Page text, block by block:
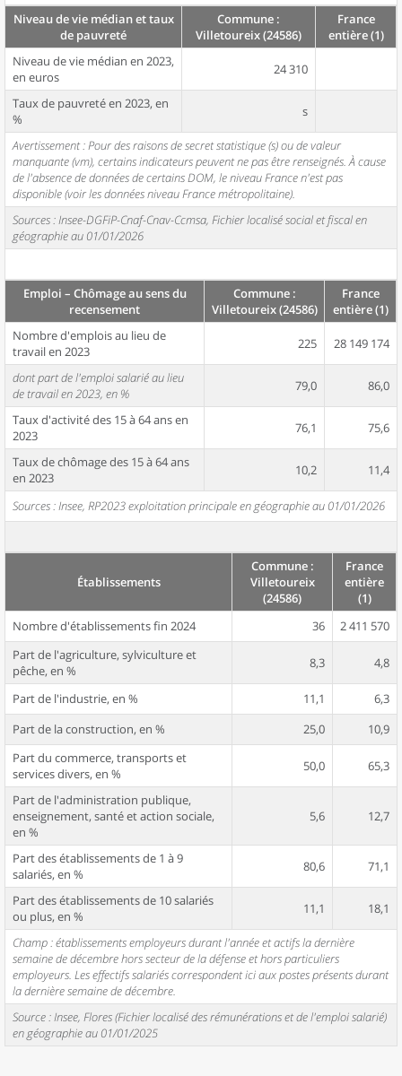
Niveau de vie médian et taux
de pauvreté
Commune :
Villetoureix (24586)
France
entière (1)
Niveau de vie médian en 2023,
en euros
24 310
Taux de pauvreté en 2023, en
%
s
Avertissement : Pour des raisons de secret statistique (s) ou de valeur
manquante (vm), certains indicateurs peuvent ne pas être renseignés. À cause
de l'absence de données de certains DOM, le niveau France n'est pas
disponible (voir les données niveau France métropolitaine).
Sources : Insee-DGFiP-Cnaf-Cnav-Ccmsa, Fichier localisé social et fiscal en
géographie au 01/01/2026
Emploi – Chômage au sens du
recensement
Commune :
Villetoureix (24586)
France
entière (1)
Nombre d'emplois au lieu de
travail en 2023
225 28 149 174
dont part de l'emploi salarié au lieu
de travail en 2023, en %
79,0 86,0
Taux d'activité des 15 à 64 ans en
2023
76,1 75,6
Taux de chômage des 15 à 64 ans
en 2023
10,2 11,4
Sources : Insee, RP2023 exploitation principale en géographie au 01/01/2026
Établissements
Commune :
Villetoureix
(24586)
France
entière
(1)
Nombre d'établissements fin 2024
36
2 411 570
Part de l'agriculture, sylviculture et
pêche, en %
8,3 4,8
Part de l'industrie, en % 11,1
6,3
Part de la construction, en %
25,0
10,9
Part du commerce, transports et
services divers, en %
50,0 65,3
Part de l'administration publique,
enseignement, santé et action sociale,
en %
5,6 12,7
Part des établissements de 1 à 9
salariés, en %
80,6 71,1
Part des établissements de 10 salariés
ou plus, en %
11,1 18,1
Champ : établissements employeurs durant l'année et actifs la dernière
semaine de décembre hors secteur de la défense et hors particuliers
employeurs. Les effectifs salariés correspondent ici aux postes présents durant
la dernière semaine de décembre.
Source : Insee, Flores (Fichier localisé des rémunérations et de l'emploi salarié)
en géographie au 01/01/2025